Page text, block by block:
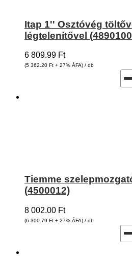
Itap 1'' Osztóvég
légtelenítővel
6 809.99 Ft
(5 362.20 Ft + 27% ÁFA) / db
Tiemme
(4500012)
8 002.00 Ft
(6 300.79 Ft + 27% ÁFA) / db